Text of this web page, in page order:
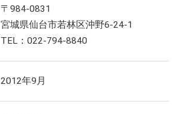
〒984-0831
宮城県仙台市若林区沖野6-24-1
TEL：022-794-8840
2012年9月